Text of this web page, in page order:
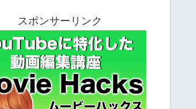
スポンサーリンク